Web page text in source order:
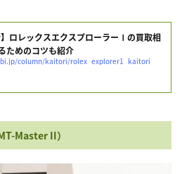
】ロレックスエクスプローラーⅠの買取相
ためのコツも紹介
column/kaitori/rolex_explorer1_kaitori
Master II）